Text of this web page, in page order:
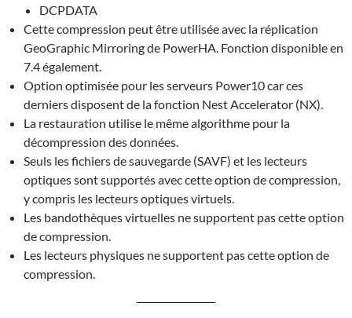
DCPDATA
Cette compression peut être utilisée avec la réplication
GeoGraphic Mirroring de PowerHA. Fonction disponible en
7.4 également.
Option optimisée pour les serveurs Power10 car ces
derniers disposent de la fonction Nest Accelerator (NX).
La restauration utilise le même algorithme pour la
décompression des données.
Seuls les fichiers de sauvegarde (SAVF) et les lecteurs
optiques sont supportés avec cette option de compression,
y compris les lecteurs optiques virtuels.
Les bandothèques virtuelles ne supportent pas cette option
de compression.
Les lecteurs physiques ne supportent pas cette option de
compression.